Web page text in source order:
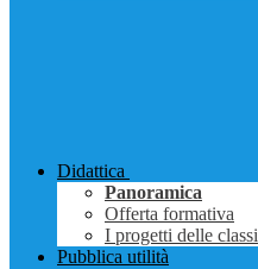
Didattica
Panoramica
Offerta formativa
I progetti delle classi
Pubblica utilità